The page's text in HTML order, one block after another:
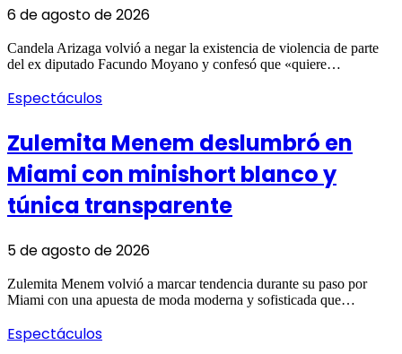
6 de agosto de 2026
Candela Arizaga volvió a negar la existencia de violencia de parte
del ex diputado Facundo Moyano y confesó que «quiere…
Espectáculos
Zulemita Menem deslumbró en
Miami con minishort blanco y
túnica transparente
5 de agosto de 2026
Zulemita Menem volvió a marcar tendencia durante su paso por
Miami con una apuesta de moda moderna y sofisticada que…
Espectáculos